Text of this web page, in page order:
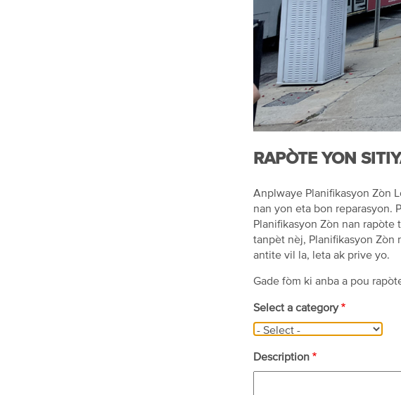
RAPÒTE YON
Anplwaye Planifikasyon Zòn
nan yon eta bon reparasyon.
Planifikasyon Zòn nan
tanpèt nèj, Planifikasyon Zòn
antite vil la, leta ak prive yo.
Gade fòm ki anba a pou
Select a category
Description